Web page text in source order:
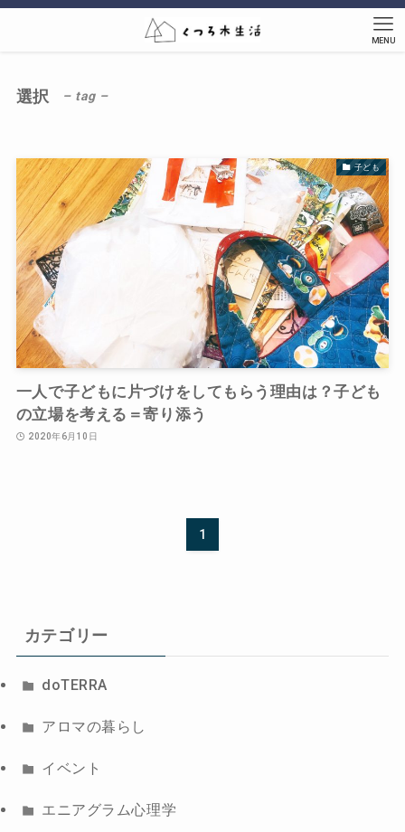
MENU
選択 – tag –
子ども
一人で子どもに片づけをしてもらう理由は？子ども
の立場を考える＝寄り添う
2020年6月10日
1
カテゴリー
doTERRA
アロマの暮らし
イベント
エニアグラム心理学